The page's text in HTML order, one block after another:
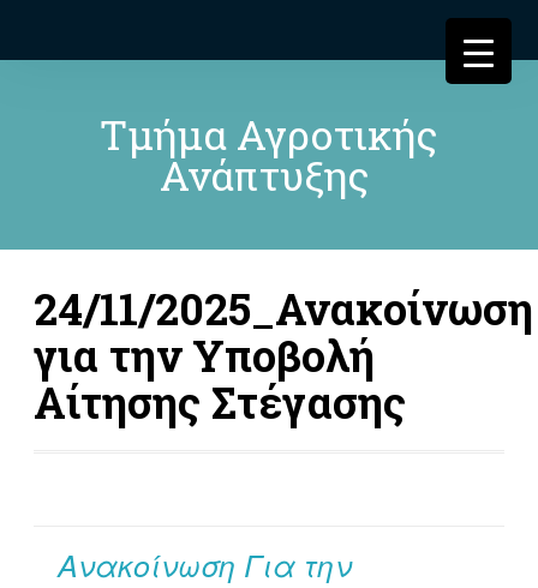
Τμήμα Αγροτικής
Ανάπτυξης
24/11/2025_Ανακοίνωση
για την Υποβολή
Αίτησης Στέγασης
Ανακοίνωση Για την